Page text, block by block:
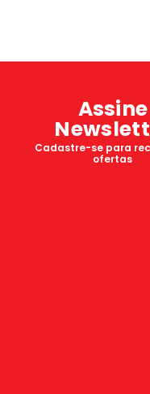
Assine
Cadastre-se para
ofertas